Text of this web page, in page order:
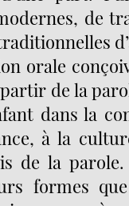
de
orale
de la
dans la
à la
de la
formes